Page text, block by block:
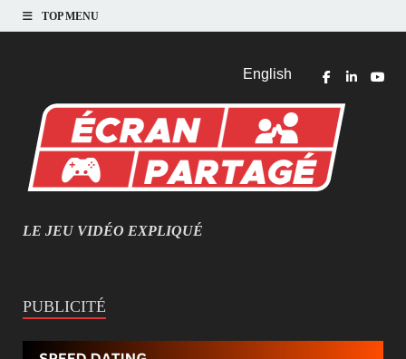
TOP MENU
English
MIEUX COMPRENDRE LES JEUX VIDÉO
LE JEU VIDÉO EXPLIQUÉ
PUBLICITÉ